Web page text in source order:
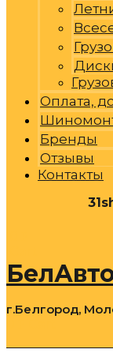
Оплата,
Бренды
Отзывы
Контакты
г.Белгород,